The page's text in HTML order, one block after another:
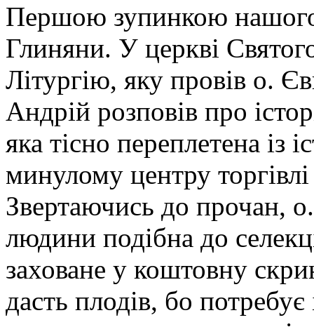
Першою зупинкою нашого
Глиняни. У церкві
Літургію, яку провів о.
Андрій розповів про
яка тісно переплетена із
минулому центру
Звертаючись до прочан,
людини подібна до
заховане у коштовну
дасть плодів, бо